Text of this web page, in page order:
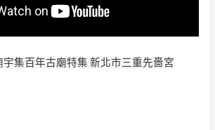
集百年古廟特集 新北市三重先嗇宮